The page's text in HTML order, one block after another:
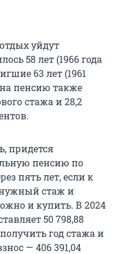
уйдут
58 лет (1966 года
63 лет (1961
пенсию также
стажа и 28,2
придется
пенсию по
пять лет, если к
стаж и
и купить. В 2024
50 798,88
год стажа и
— 406 391,04